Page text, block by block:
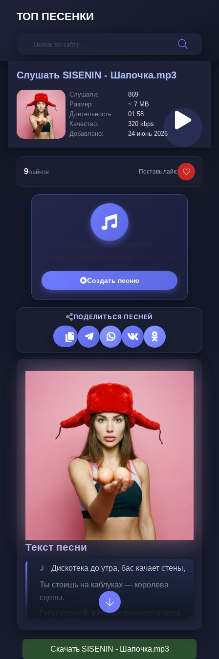
ТОП ПЕСЕНКИ
Слушать SISENIN - Шапочка.mp3
Слушали:
869
Размер:
~ 7 MB
Длительность:
01:58
Качество:
320 kbps
Добавлено:
24 июнь 2026
9лайков Поставь лайк:
Создай свою песню!
Создать песню
ПОДЕЛИТЬСЯ ПЕСНЕЙ
Текст песни
Дискотека до утра, бас качает стены,
Ты стоишь на каблуках — королева
сцены.
Губы уточкой, в глазах хищного азарта,
Скачать SISENIN - Шапочка.mp3